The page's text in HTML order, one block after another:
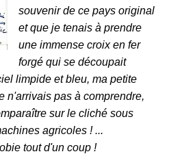
souvenir de ce pays original
et que je tenais à prendre
une immense croix en fer
forgé qui se découpait
limpide et bleu, ma petite
n'arrivais pas à comprendre,
sur le cliché sous
agricoles ! ...
tout d'un coup !